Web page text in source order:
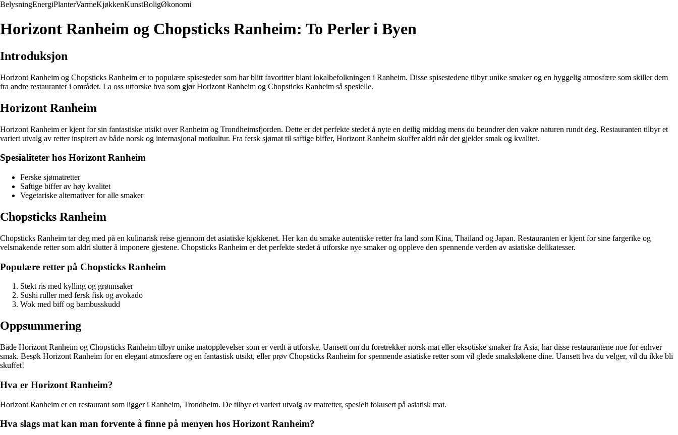
BelysningEnergiPlanterVarmeKjøkkenKunstBoligØkonomi
Horizont Ranheim og Chopsticks Ranheim: To Perler i Byen
Introduksjon
Horizont Ranheim og Chopsticks Ranheim er to populære spisesteder som har blitt favoritter blant lokalbefolkningen i Ranheim. Disse spisestedene tilbyr unike smaker og en hyggelig atmosfære som skiller dem
fra andre restauranter i området. La oss utforske hva som gjør Horizont Ranheim og Chopsticks Ranheim så spesielle.
Horizont Ranheim
Horizont Ranheim er kjent for sin fantastiske utsikt over Ranheim og Trondheimsfjorden. Dette er det perfekte stedet å nyte en deilig middag mens du beundrer den vakre naturen rundt deg. Restauranten tilbyr et
variert utvalg av retter inspirert av både norsk og internasjonal matkultur. Fra fersk sjømat til saftige biffer, Horizont Ranheim skuffer aldri når det gjelder smak og kvalitet.
Spesialiteter hos Horizont Ranheim
Ferske sjømatretter
Saftige biffer av høy kvalitet
Vegetariske alternativer for alle smaker
Chopsticks Ranheim
Chopsticks Ranheim tar deg med på en kulinarisk reise gjennom det asiatiske kjøkkenet. Her kan du smake autentiske retter fra land som Kina, Thailand og Japan. Restauranten er kjent for sine fargerike og
velsmakende retter som aldri slutter å imponere gjestene. Chopsticks Ranheim er det perfekte stedet å utforske nye smaker og oppleve den spennende verden av asiatiske delikatesser.
Populære retter på Chopsticks Ranheim
Stekt ris med kylling og grønnsaker
Sushi ruller med fersk fisk og avokado
Wok med biff og bambusskudd
Oppsummering
Både Horizont Ranheim og Chopsticks Ranheim tilbyr unike matopplevelser som er verdt å utforske. Uansett om du foretrekker norsk mat eller eksotiske smaker fra Asia, har disse restaurantene noe for enhver
smak. Besøk Horizont Ranheim for en elegant atmosfære og en fantastisk utsikt, eller prøv Chopsticks Ranheim for spennende asiatiske retter som vil glede smaksløkene dine. Uansett hva du velger, vil du ikke bli
skuffet!
Hva er Horizont Ranheim?
Horizont Ranheim er en restaurant som ligger i Ranheim, Trondheim. De tilbyr et variert utvalg av matretter, spesielt fokusert på asiatisk mat.
Hva slags mat kan man forvente å finne på menyen hos Horizont Ranheim?